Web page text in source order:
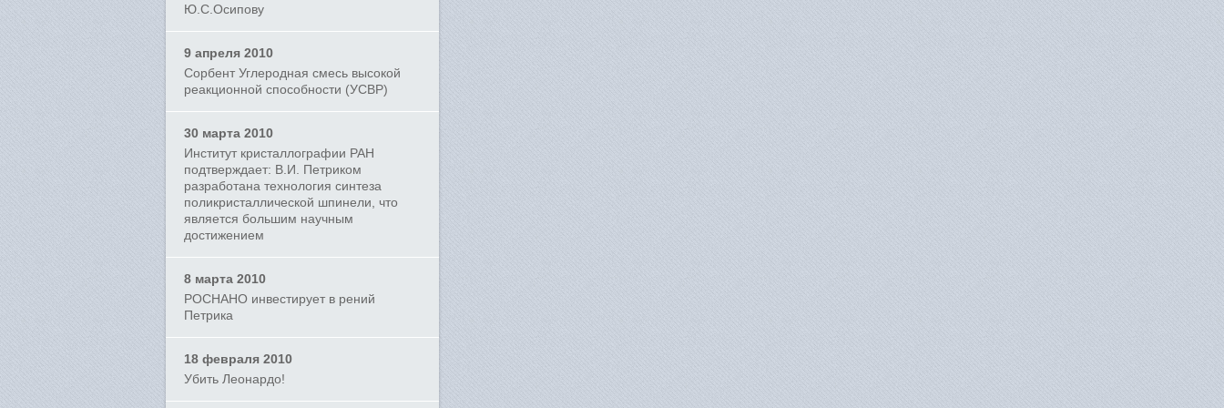
Ю.С.Осипову
9 апреля 2010
Сорбент Углеродная смесь высокой
реакционной способности (УСВР)
30 марта 2010
Институт кристаллографии РАН
подтверждает: В.И. Петриком
разработана технология синтеза
поликристаллической шпинели, что
является большим научным
достижением
8 марта 2010
РОСНАНО инвестирует в рений
Петрика
18 февраля 2010
Убить Леонардо!